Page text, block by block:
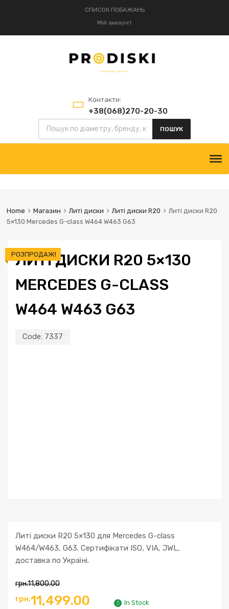
СПИСОК ПОБАЖАНЬ
Мій аккаунт
Контакти:
+38(068)270-20-30
+38(095)834-52-75
ПОШУК
Home Магазин Литі диски Литі диски R20
Литі диски R20
5×130 Mercedes G-class W464 W463 G63
ЛИТІ ДИСКИ R20 5×130
MERCEDES G-CLASS
W464 W463 G63
Code: 7337
РОЗПРОДАЖ!
Литі диски R20 5×130 для Mercedes G-class
W464/W463, G63. Сертифікати ISO, VIA, JWL,
доставка по Україні.
грн.11,800.00
грн.11,499.00 In Stock